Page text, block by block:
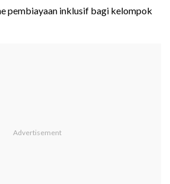
pembiayaan inklusif bagi kelompok